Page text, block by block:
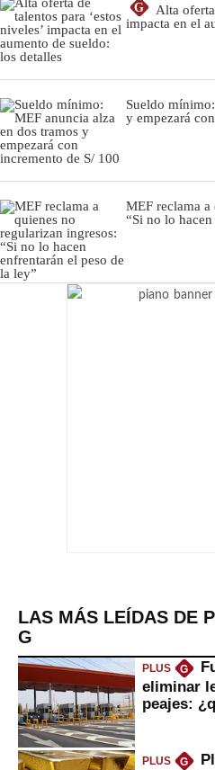
G
Alta
impacta en el
Sueldo
y empezará
MEF reclama a
“Si no lo
LAS MÁS LEÍDAS DE
G
PLUS G
eliminar
peajes:
PLUS G